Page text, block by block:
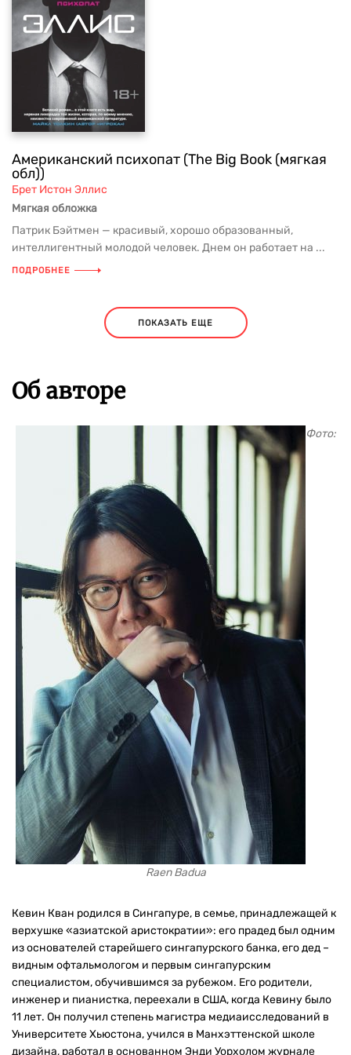
Американский психопат (The Big Book (мягкая
обл))
Брет Истон Эллис
Мягкая обложка
Патрик Бэйтмен — красивый, хорошо образованный,
интеллигентный молодой человек. Днем он работает на ...
ПОДРОБНЕЕ
ПОКАЗАТЬ ЕЩЕ
Об авторе
Фото:
Raen Badua
Кевин Кван родился в Сингапуре, в семье, принадлежащей к
верхушке «азиатской аристократии»: его прадед был одним
из основателей старейшего сингапурского банка, его дед –
видным офтальмологом и первым сингапурским
специалистом, обучившимся за рубежом. Его родители,
инженер и пианистка, переехали в США, когда Кевину было
11 лет. Он получил степень магистра медиаисследований в
Университете Хьюстона, учился в Манхэттенской школе
дизайна, работал в основанном Энди Уорхолом журнале